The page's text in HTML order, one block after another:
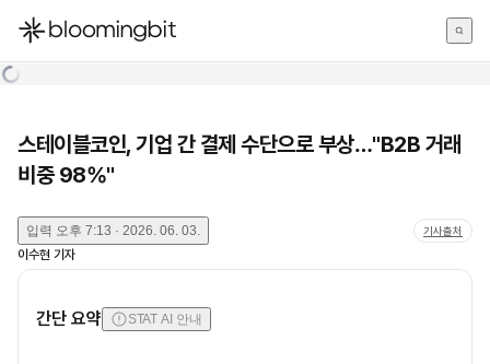
한국어
스테이블코인, 기업 간 결제 수단으로 부상…"B2B 거래
비중 98%"
입력 오후 7:13 · 2026. 06. 03. 기사출처
이수현 기자
간단 요약 STAT AI 안내